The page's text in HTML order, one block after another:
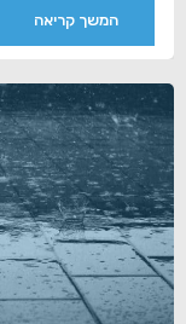
המשך קריאה